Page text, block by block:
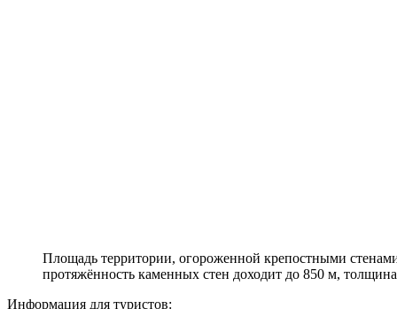
Площадь территории, огороженной крепостными
протяжённость каменных стен доходит до 850 м,
Информация для туристов: